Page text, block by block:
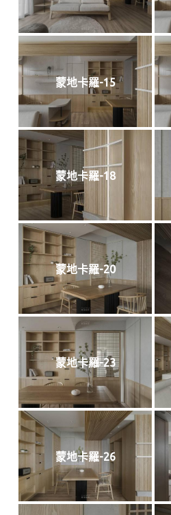
蒙地卡羅-15
蒙地卡羅-18
蒙地卡羅-20
蒙地卡羅-23
蒙地卡羅-26